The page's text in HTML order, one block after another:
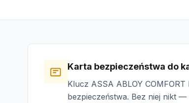
Karta bezpieczeństwa do
Klucz ASSA ABLOY
bezpieczeństwa. Bez niej nikt